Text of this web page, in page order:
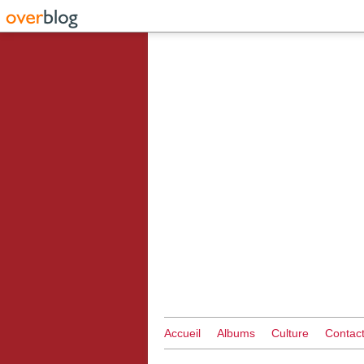
Accueil Albums Culture Contact